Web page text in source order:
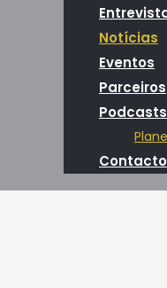
Notícias
Eventos
Parceiros
Podcasts